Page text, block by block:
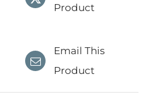
Product
Email This
Product